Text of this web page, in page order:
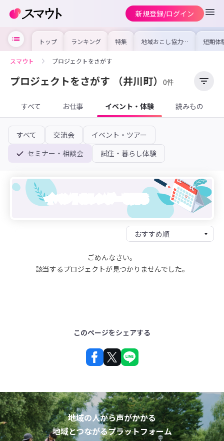
新規登録/ログイン
トップ ランキング 特集 地域おこし協力隊
の求人やイベント
を集めました！仕
けよう
短期体
り〜数
域を知
スマウト プロジェクトをさがす
プロジェクトをさがす （井川町） 0件
すべて お仕事 イベント・体験 読みもの
すべて 交流会
イベント・ツアー
セミナー・相談会
試住・暮らし体験
イベントカレンダーを見る
ごめんなさい。
該当するプロジェクトが見つかりませんでした。
このページをシェアする
地域の人から声がかかる
地域とつながるプラットフォーム